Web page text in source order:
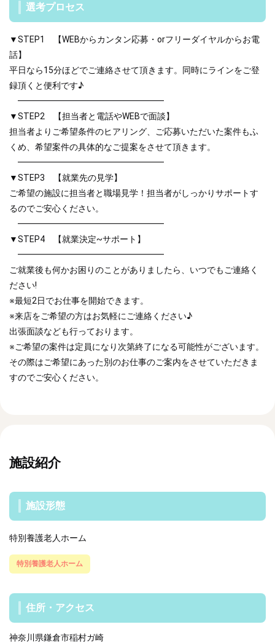
選考プロセス
▼STEP1 【WEBからカンタン応募・orフリーダイヤルからお電
話】
平日なら15分ほどでご連絡させて頂きます。同時にラインをご登
録頂くと便利です♪
━━━━━━━━━━━━━━━━━
▼STEP2 【担当者と電話やWEBで面談】
担当者よりご希望条件のヒアリング、ご応募いただいた案件もふ
くめ、希望案件の具体的なご提案をさせて頂きます。
━━━━━━━━━━━━━━━━━
▼STEP3 【就業先の見学】
ご希望の施設に担当者と職場見学！担当者がしっかりサポートす
るのでご安心ください。
━━━━━━━━━━━━━━━━━
▼STEP4 【就業決定~サポート】
━━━━━━━━━━━━━━━━━
ご就業後も何かお困りのことがありましたら、いつでもご連絡く
ださい!
※最短2日でお仕事を開始できます。
※来店をご希望の方はお気軽にご連絡ください♪
出張面談なども行っております。
※ご希望の案件は定員になり次第終了になる可能性がございます。
その際はご希望にあった別のお仕事のご案内をさせていただきま
すのでご安心ください。
施設紹介
施設形態
特別養護老人ホーム
特別養護老人ホーム
住所・アクセス
神奈川県鎌倉市稲村ガ崎